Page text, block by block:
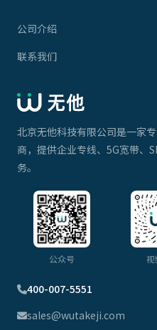
公司介绍
联系我们
北京无他科技有限公司是一家
商，提供企业专线、5G宽带、
务。
公众号 视
400-007-5551
sales@wutakeji.com